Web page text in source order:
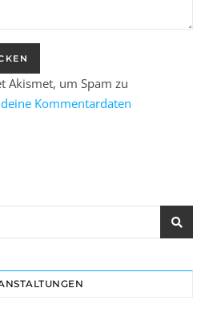
Akismet, um Spam zu
Kommentardaten